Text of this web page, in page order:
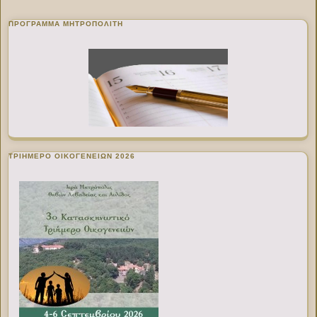
ΠΡΌΓΡΑΜΜΑ ΜΗΤΡΟΠΟΛΊΤΗ
ΤΡΙΗΜΕΡΟ ΟΙΚΟΓΕΝΕΙΩΝ 2026